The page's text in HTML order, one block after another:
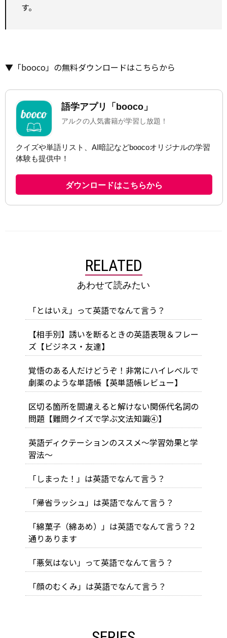
す。
▼「booco」の無料ダウンロードはこちらから
RELATED
あわせて読みたい
「とはいえ」って英語でなんて言う？
【相手別】誘いを断るときの英語表現＆フレー
ズ【ビジネス・友達】
覚悟のある人だけどうぞ！非常にハイレベルで
劇薬のような単語帳【英単語帳レビュー】
区切る箇所を間違えると解けない関係代名詞の
問題【難問クイズで学ぶ文法知識④】
英語ディクテーションのススメ～学習効果と学
習法～
「しまった！」は英語でなんて言う？
「帰省ラッシュ」は英語でなんて言う？
「綿菓子（綿あめ）」は英語でなんて言う？2
通りあります
「悪気はない」って英語でなんて言う？
「顔のむくみ」は英語でなんて言う？